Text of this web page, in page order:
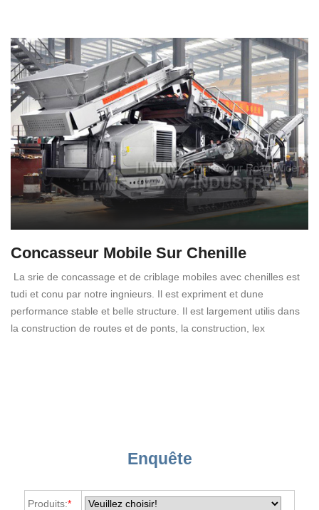
Concasseur Mobile Sur Chenille
La srie de concassage et de criblage mobiles avec chenilles est
tudi et conu par notre ingnieurs. Il est expriment et dune
performance stable et belle structure. Il est largement utilis dans
la construction de routes et de ponts, la construction, lex
Enquête
Produits:*